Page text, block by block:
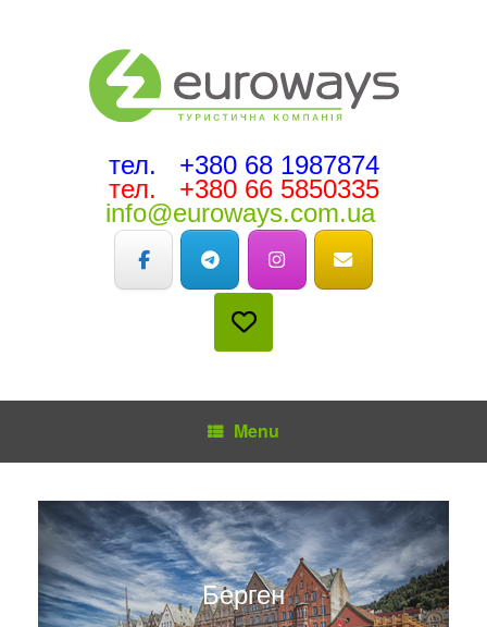
тел. +380 68 1987874
тел. +380 66 5850335
info@euroways.com.ua
Menu
Берген